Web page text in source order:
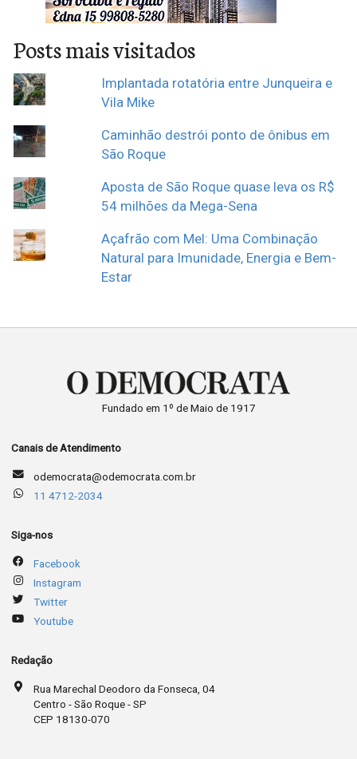
Posts mais visitados
Implantada rotatória entre Junqueira e
Vila Mike
Caminhão destrói ponto de ônibus em
São Roque
Aposta de São Roque quase leva os R$
54 milhões da Mega-Sena
Açafrão com Mel: Uma Combinação
Natural para Imunidade, Energia e Bem-
Estar
Fundado em 1º de Maio de 1917
Canais de Atendimento
odemocrata@odemocrata.com.br
11 4712-2034
Siga-nos
Facebook
Instagram
Twitter
Youtube
Redação
Rua Marechal Deodoro da Fonseca, 04
Centro - São Roque - SP
CEP 18130-070